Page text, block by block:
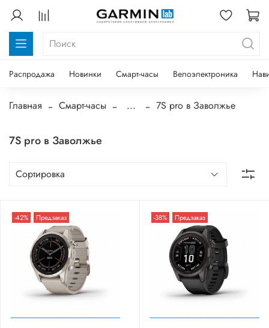
Распродажа Новинки Смарт-часы Велоэлектроника
Главная Смарт-часы ... 7S pro в Заволжье
7S pro в Заволжье
-42% Предзаказ -38% Предзаказ